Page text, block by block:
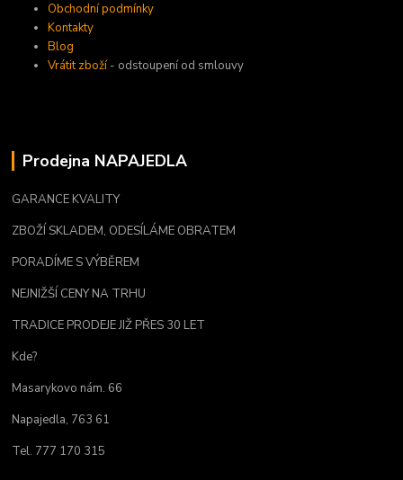
Obchodní podmínky
Kontakty
Blog
Vrátit zboží- odstoupení od smlouvy
Prodejna NAPAJEDLA
GARANCE KVALITY
ZBOŽÍ SKLADEM, ODESÍLÁME OBRATEM
PORADÍME S VÝBĚREM
NEJNIŽŠÍ CENY NA TRHU
TRADICE PRODEJE JIŽ PŘES 30 LET
Kde?
Masarykovo nám. 66
Napajedla, 763 61
Tel. 777 170 315